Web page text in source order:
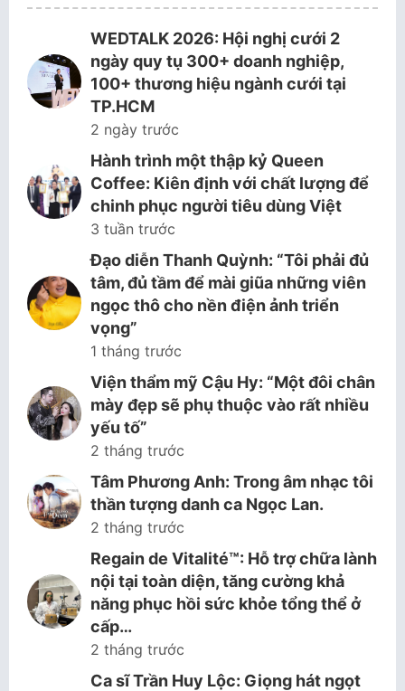
WEDTALK 2026: Hội nghị cưới 2
ngày quy tụ 300+ doanh nghiệp,
100+ thương hiệu ngành cưới tại
TP.HCM
2 ngày trước
Hành trình một thập kỷ Queen
Coffee: Kiên định với chất lượng để
chinh phục người tiêu dùng Việt
3 tuần trước
Đạo diễn Thanh Quỳnh: “Tôi phải đủ
tâm, đủ tầm để mài giũa những viên
ngọc thô cho nền điện ảnh triển
vọng”
1 tháng trước
Viện thẩm mỹ Cậu Hy: “Một đôi chân
mày đẹp sẽ phụ thuộc vào rất nhiều
yếu tố”
2 tháng trước
Tâm Phương Anh: Trong âm nhạc tôi
thần tượng danh ca Ngọc Lan.
2 tháng trước
Regain de Vitalité™: Hỗ trợ chữa lành
nội tại toàn diện, tăng cường khả
năng phục hồi sức khỏe tổng thể ở
cấp…
2 tháng trước
Ca sĩ Trần Huy Lộc: Giọng hát ngọt